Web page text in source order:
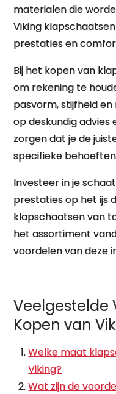
materialen die
Viking
prestaties en
Bij het kopen van
om rekening te
pasvorm, stijfheid en
op deskundig
zorgen dat je de
specifieke
Investeer in je
prestaties op het ijs
klapschaatsen van
het assortiment
voordelen van deze
Veelgestelde
Kopen van
Welke maat
Viking?
Wat zijn de